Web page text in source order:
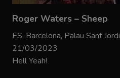
Roger Waters – Sheep
ES, Barcelona, Palau Sant Jordi
21/03/2023
Hell Yeah!